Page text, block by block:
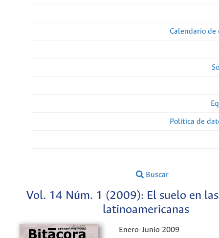
Calendario de
Política de
Buscar
Vol. 14 Núm. 1 (2009): El suelo en
latinoamericanas
Enero-Junio 2009